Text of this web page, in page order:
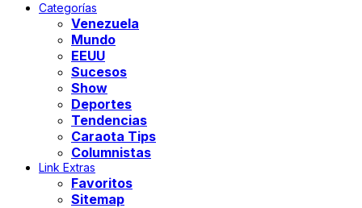
Categorías
Venezuela
Mundo
EEUU
Sucesos
Show
Deportes
Tendencias
Caraota Tips
Columnistas
Link Extras
Favoritos
Sitemap